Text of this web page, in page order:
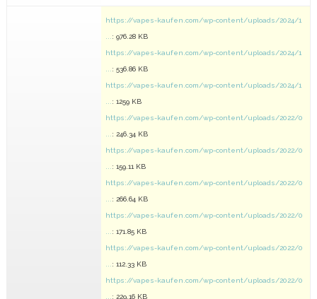
https://vapes-kaufen.com/wp-content/uploads/2024/1
: 976.28 KB
https://vapes-kaufen.com/wp-content/uploads/2024/1
: 536.86 KB
https://vapes-kaufen.com/wp-content/uploads/2024/1
: 1259 KB
https://vapes-kaufen.com/wp-content/uploads/2022/0
: 246.34 KB
https://vapes-kaufen.com/wp-content/uploads/2022/0
: 159.11 KB
https://vapes-kaufen.com/wp-content/uploads/2022/0
: 266.64 KB
https://vapes-kaufen.com/wp-content/uploads/2022/0
: 171.85 KB
https://vapes-kaufen.com/wp-content/uploads/2022/0
: 112.33 KB
https://vapes-kaufen.com/wp-content/uploads/2022/0
: 229.16 KB